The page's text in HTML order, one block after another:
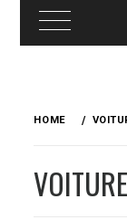
HOME
VOITURE